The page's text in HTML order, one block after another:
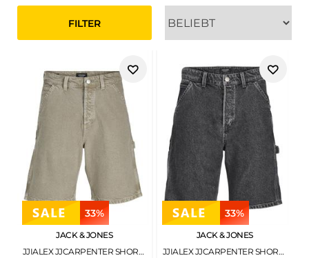
FILTER
33%
JACK & JONES
JJIALEX JJCARPENTER SHORTS SQ 887 SILVER SAGE
33%
JACK & JONES
JJIALEX JJCARPENTER SHORTS SQ 889 GREY DENIM